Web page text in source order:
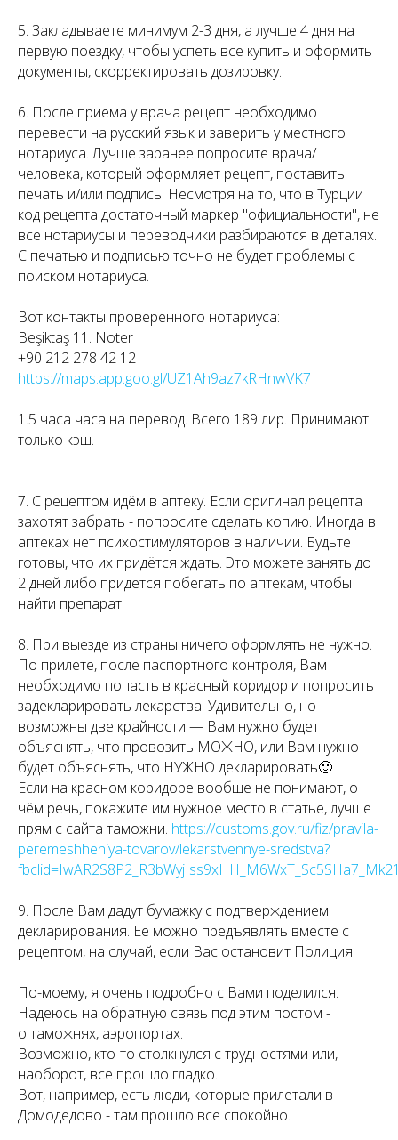
5. Закладываете минимум 2-3 дня, а лучше 4 дня на
первую поездку, чтобы успеть все купить и оформить
документы, скорректировать дозировку.
6. После приема у врача рецепт необходимо
перевести на русский язык и заверить у местного
нотариуса. Лучше заранее попросите врача/
человека, который оформляет рецепт, поставить
печать и/или подпись. Несмотря на то, что в Турции
код рецепта достаточный маркер "официальности", не
все нотариусы и переводчики разбираются в деталях.
С печатью и подписью точно не будет проблемы с
поиском нотариуса.
Вот контакты проверенного нотариуса:
Beşiktaş 11. Noter
+90 212 278 42 12
https://maps.app.goo.gl/UZ1Ah9az7kRHnwVK7
1.5 часа часа на перевод. Всего 189 лир. Принимают
только кэш.
7. С рецептом идём в аптеку. Если оригинал рецепта
захотят забрать - попросите сделать копию. Иногда в
аптеках нет психостимуляторов в наличии. Будьте
готовы, что их придётся ждать. Это можете занять до
2 дней либо придётся побегать по аптекам, чтобы
найти препарат.
8. При выезде из страны ничего оформлять не нужно.
По прилете, после паспортного контроля, Вам
необходимо попасть в красный коридор и попросить
задекларировать лекарства. Удивительно, но
возможны две крайности — Вам нужно будет
объяснять, что провозить МОЖНО, или Вам нужно
будет объяснять, что НУЖНО декларировать🙂
Если на красном коридоре вообще не понимают, о
чём речь, покажите им нужное место в статье, лучше
прям с сайта таможни. https://customs.gov.ru/fiz/pravila-
peremeshheniya-tovarov/lekarstvennye-sredstva?
9. После Вам дадут бумажку с подтверждением
декларирования. Её можно предъявлять вместе с
рецептом, на случай, если Вас остановит Полиция.
По-моему, я очень подробно с Вами поделился.
Надеюсь на обратную связь под этим постом -
о таможнях, аэропортах.
Возможно, кто-то столкнулся с трудностями или,
наоборот, все прошло гладко.
Вот, например, есть люди, которые прилетали в
Домодедово - там прошло все спокойно.